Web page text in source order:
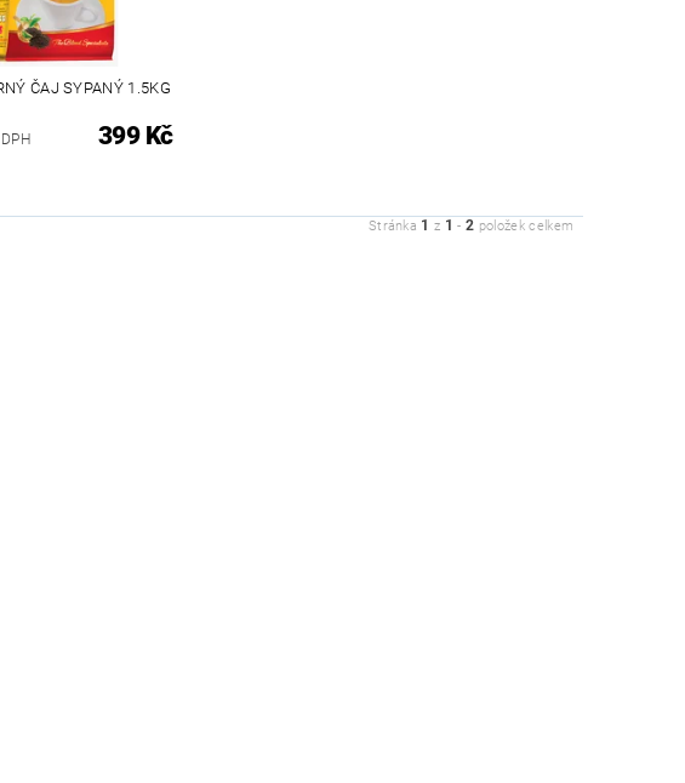
ČAJ SYPANÝ 1.5KG
399 Kč
Stránka 1 z 1 -2 položek celkem